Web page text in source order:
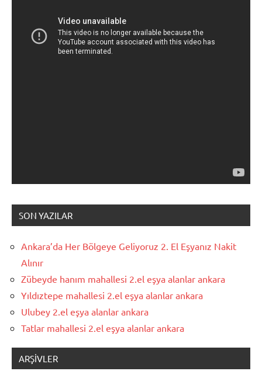
SON YAZILAR
Ankara’da Her Bölgeye Geliyoruz 2. El Eşyanız Nakit
Alınır
Zübeyde hanım mahallesi 2.el eşya alanlar ankara
Yıldıztepe mahallesi 2.el eşya alanlar ankara
Ulubey 2.el eşya alanlar ankara
Tatlar mahallesi 2.el eşya alanlar ankara
ARŞIVLER